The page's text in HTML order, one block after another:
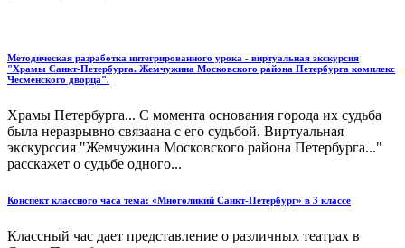
Методическая разработка интегрированного урока - виртуальная экскурсия
"Храмы Санкт-Петербурга. Жемчужина Московского района Петербурга комплекс
Чесменского дворца".
Храмы Петербурга... С момента основания города их судьба
была неразрывно связаана с его судьбой. Виртуальная
экскурссия "Жемчужина Московского района Петербурга..."
расскажет о судьбе одного...
Конспект классного часа тема: «Многоликий Санкт-Петербург» в 3 классе
Классный час дает представление о различных театрах в